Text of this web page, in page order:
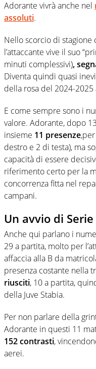
Adorante vivrà anche nel
assoluti.
Nello scorcio di stagione
l’attaccante vive il suo
minuti complessivi),
Diventa quindi quasi
della rosa del 2024-2025
E come sempre sono i
valore. Adorante, dopo
insieme 11 presenze
destro e 2 di testa), ma
capacità di essere
riferimento certo per la
concorrenza fitta nel
campani.
Un avvio di
Anche qui parlano i
29 a partita, molto per
affaccia alla B da
presenza costante nella
riusciti, 10 a partita,
della Juve Stabia.
Per non parlare della
Adorante in questi 11
152 contrasti,
aerei.